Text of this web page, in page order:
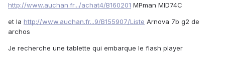
http://www.auchan.fr.../achat4/B160201 MPman MID74C
et la http://www.auchan.fr...9/B155907/Liste Arnova 7b g2 de
archos
Je recherche une tablette qui embarque le flash player